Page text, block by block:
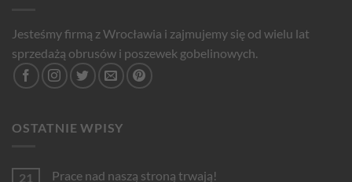
Jesteśmy firmą z Wrocławia i zajmujemy się od wielu lat
sprzedażą obrusów i poszewek gobelinowych.
OSTATNIE WPISY
21 Prace nad naszą stroną trwają!